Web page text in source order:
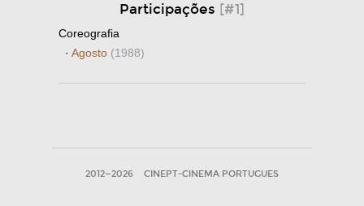
Participações [#1]
Coreografia
· Agosto (1988)
2012—2026 CINEPT-CINEMA PORTUGUES